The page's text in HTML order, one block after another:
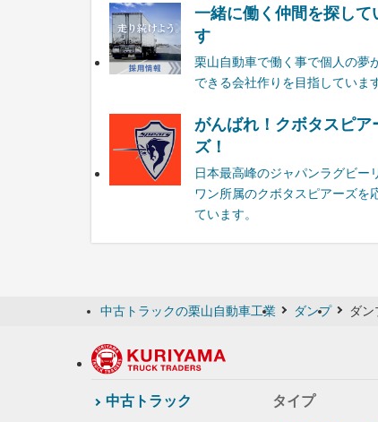
一緒に働く仲間を探して
す
栗山自動車で働く事で個人の夢
できる会社作りを目指していま
がんばれ！クボタスピア
ズ！
日本最高峰のジャパンラグビー
ワン所属のクボタスピアーズを
ています。
中古トラックの栗山自動車工業 ダンプ ダン
中古トラック
タイプ